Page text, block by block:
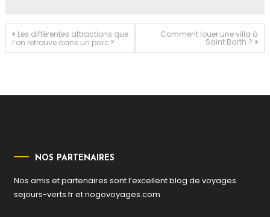
Navigation
l’article
Les différentes attractions que
l’on retrouve dans un parc ?
Comment louer une villa à
Saint Barth ?
NOS PARTENAIRES
Nos amis et partenaires sont l’excellent blog de voyages
sejours-verts.fretnogovoyages.com